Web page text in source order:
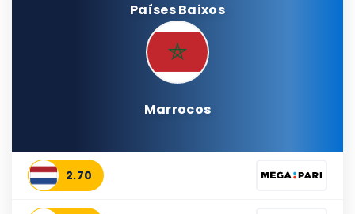
Países Baixos
Marrocos
2.70